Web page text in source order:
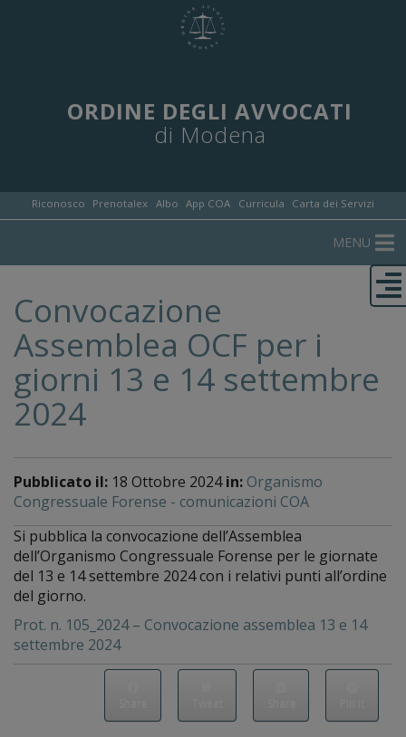
ORDINE DEGLI AVVOCATI
di Modena
Riconosco Prenotalex Albo App COA Curricula Carta dei Servizi
MENU
Convocazione
Assemblea OCF per i
giorni 13 e 14 settembre
2024
Pubblicato il: 18 Ottobre 2024in: Organismo
Congressuale Forense - comunicazioni COA
Si pubblica la convocazione dell’Assemblea
dell’Organismo Congressuale Forense per le giornate
del 13 e 14 settembre 2024 con i relativi punti all’ordine
del giorno.
Prot. n. 105_2024 – Convocazione assemblea 13 e 14
settembre 2024